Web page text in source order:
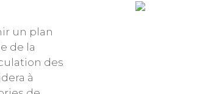
un plan
de la
des
à